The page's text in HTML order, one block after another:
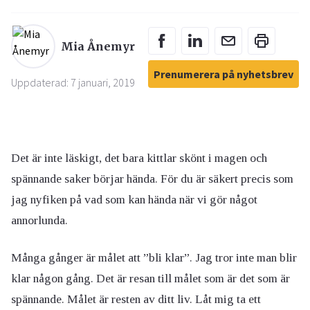
Mia Ånemyr
Uppdaterad: 7 januari, 2019
Prenumerera på nyhetsbrev
Det är inte läskigt, det bara kittlar skönt i magen och
spännande saker börjar hända. För du är säkert precis som
jag nyfiken på vad som kan hända när vi gör något
annorlunda.
Många gånger är målet att ”bli klar”. Jag tror inte man blir
klar någon gång. Det är resan till målet som är det som är
spännande. Målet är resten av ditt liv. Låt mig ta ett